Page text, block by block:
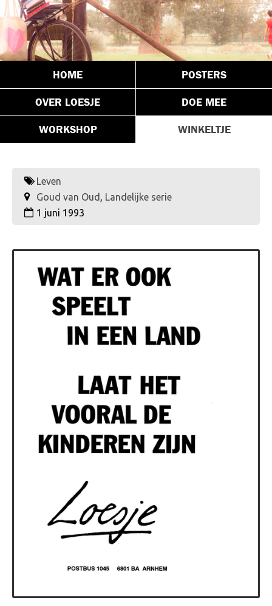
HOME POSTERS
OVER LOESJE DOE MEE
WORKSHOP WINKELTJE
Leven
Goud van Oud , Landelijke serie
1 juni 1993